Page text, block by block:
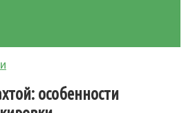
особенности